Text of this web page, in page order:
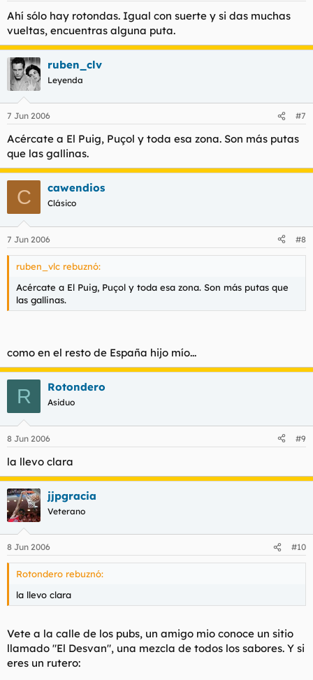
Ahí sólo hay rotondas. Igual con suerte y si das muchas
vueltas, encuentras alguna puta.
ruben_clv
Leyenda
7 Jun 2006 #7
Acércate a El Puig, Puçol y toda esa zona. Son más putas
que las gallinas.
C cawendios
Clásico
7 Jun 2006 #8
ruben_vlc rebuznó:
Acércate a El Puig, Puçol y toda esa zona. Son más putas que
las gallinas.
como en el resto de España hijo mío...
R Rotondero
Asiduo
8 Jun 2006 #9
la llevo clara
jjpgracia
Veterano
8 Jun 2006 #10
Rotondero rebuznó:
la llevo clara
Vete a la calle de los pubs, un amigo mio conoce un sitio
llamado "El Desvan", una mezcla de todos los sabores. Y si
eres un rutero: